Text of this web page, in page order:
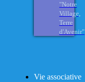
"Notre
Village,
Terre
d'Avenir"
Vie associative